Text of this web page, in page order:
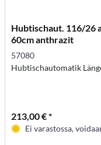
Hubtischaut. 116/26
60cm anthrazit
57080
Hubtischautomatik
213,00 € *
Ei varastossa,